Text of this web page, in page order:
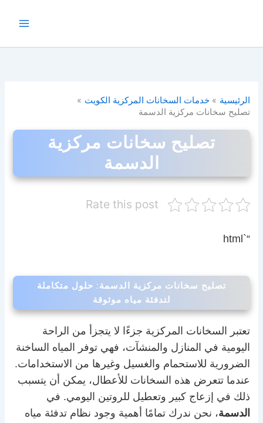
الرئيسية
خدمات السخانات المركزية الكويت
تصليح سخانات مركزية الدسمة
تصليح سخانات مركزية
الدسمة
Rate this post
“`html
تصليح سخانات مركزية الدسمة: حلول متكاملة
لتدفئة مياه موثوقة
تعتبر السخانات المركزية جزءًا لا يتجزأ من الراحة
اليومية في المنازل والمنشآت، فهي توفر المياه الساخنة
الضرورية للاستحمام والغسيل وغيرها من الاستخدامات.
عندما تتعرض هذه السخانات للأعطال، يمكن أن يتسبب
ذلك في إزعاج كبير وتعطيل للروتين اليومي. في
الدسمة، نحن ندرك تمامًا أهمية وجود نظام تدفئة مياه